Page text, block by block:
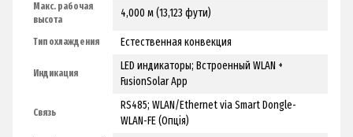
Макс. рабочая
высота
4,000 м (13,123 фути)
Тип охлаждения Естественная конвекция
Индикация
LED индикаторы; Встроенный WLAN +
FusionSolar App
Связь
RS485; WLAN/Ethernet via Smart Dongle-
WLAN-FE (Опція)